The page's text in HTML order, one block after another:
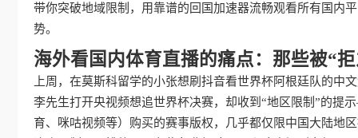
带你突破地域限制，用靠谱的回国加速器流畅观看所有国内
势。
海外看国内体育直播的痛点：那些被“
上周，在莫斯科留学的小张想刷抖音看世界杯阿根廷队的中
李先生打开央视频想追世界杯决赛，却收到“地区限制”的
育、咪咕视频等）购买的赛事版权，几乎都仅限中国大陆地